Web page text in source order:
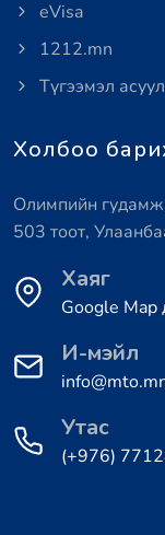
eVisa
1212.mn
Түгээмэл
Холбоо
Олимпийн
503 тоот,
Хаяг
Google Map
И-мэйл
Утас
(+976)